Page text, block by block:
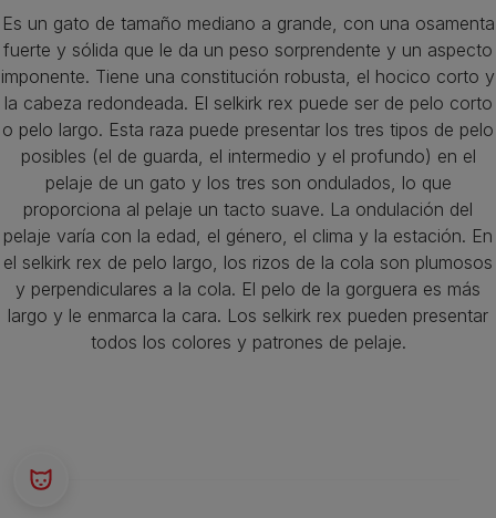
Es un gato de tamaño mediano a grande, con una osamenta
fuerte y sólida que le da un peso sorprendente y un aspecto
imponente. Tiene una constitución robusta, el hocico corto y
la cabeza redondeada. El selkirk rex puede ser de pelo corto
o pelo largo. Esta raza puede presentar los tres tipos de pelo
posibles (el de guarda, el intermedio y el profundo) en el
pelaje de un gato y los tres son ondulados, lo que
proporciona al pelaje un tacto suave. La ondulación del
pelaje varía con la edad, el género, el clima y la estación. En
el selkirk rex de pelo largo, los rizos de la cola son plumosos
y perpendiculares a la cola. El pelo de la gorguera es más
largo y le enmarca la cara. Los selkirk rex pueden presentar
todos los colores y patrones de pelaje.